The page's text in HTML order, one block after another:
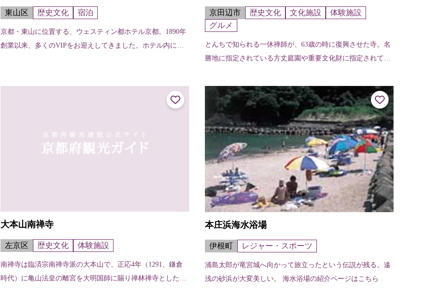
東山区 歴史文化 宿泊
京都・東山に位置する、ウェスティン都ホテル京都。1890年
創業以来、多くのVIPをお迎えしてきました。ホテル内に
京田辺市 歴史文化 文化施設
体験施設
グルメ
とんちで知られる一休禅師が、63歳の時に復興させた寺。名
勝地に指定されている方丈庭園や重要文化財に指定されてい
山の合作によるもので、「三作の...
大本山南禅寺
左京区 歴史文化 体験施設
南禅寺は臨済宗南禅寺派の大本山で、正応4年（1291、鎌倉
時代）に亀山法皇の離宮を大明国師に賜り禅林禅寺としたの
本庄浜海水浴場
伊根町 レジャー・スポーツ
浦島太郎が竜宮城へ向かって旅立ったという伝説が残る。遠
浅の砂浜が大変美しい。 海水浴場の紹介ページはこちら